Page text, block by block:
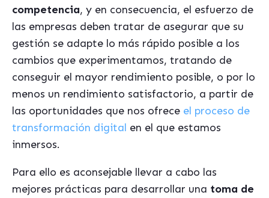
competencia, y en consecuencia, el esfuerzo de
las empresas deben tratar de asegurar que su
gestión se adapte lo más rápido posible a los
cambios que experimentamos, tratando de
conseguir el mayor rendimiento posible, o por lo
menos un rendimiento satisfactorio, a partir de
las oportunidades que nos ofrece el proceso de
transformación digital en el que estamos
inmersos.
Para ello es aconsejable llevar a cabo las
mejores prácticas para desarrollar una toma de